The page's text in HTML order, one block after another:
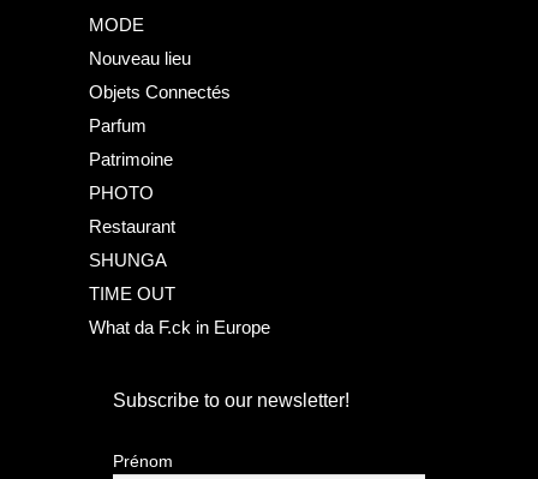
MODE
Nouveau lieu
Objets Connectés
Parfum
Patrimoine
PHOTO
Restaurant
SHUNGA
TIME OUT
What da F.ck in Europe
Subscribe to our newsletter!
Prénom